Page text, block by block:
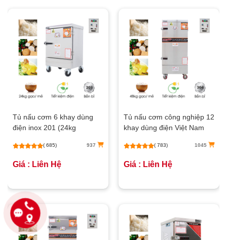
Tủ nấu cơm 6 khay dùng
điện inox 201 (24kg
( 685) 937
Giá : Liên Hệ
Tủ nấu cơm công nghiệp 12
khay dùng điện Việt Nam
( 783) 1045
Giá : Liên Hệ